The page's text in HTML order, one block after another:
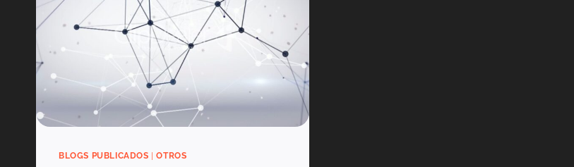
BLOGS PUBLICADOS |OTROS